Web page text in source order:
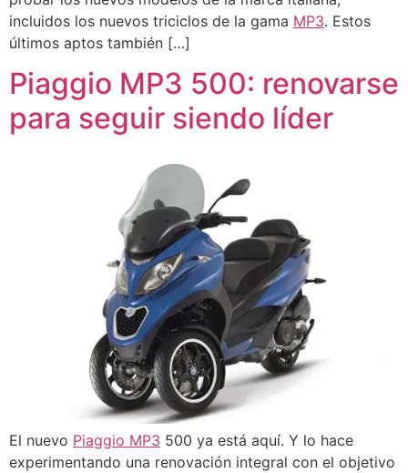
incluidos los nuevos triciclos de la gama MP3. Estos
últimos aptos también […]
Piaggio MP3 500: renovarse
para seguir siendo líder
El nuevo Piaggio MP3 500 ya está aquí. Y lo hace
experimentando una renovación integral con el objetivo